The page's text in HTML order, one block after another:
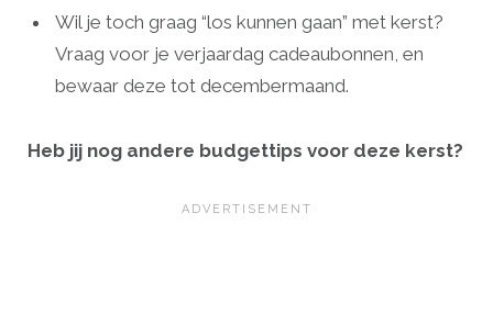
Wil je toch graag “los kunnen gaan” met kerst?
Vraag voor je verjaardag cadeaubonnen, en
bewaar deze tot decembermaand.
Heb jij nog andere budgettips voor deze kerst?